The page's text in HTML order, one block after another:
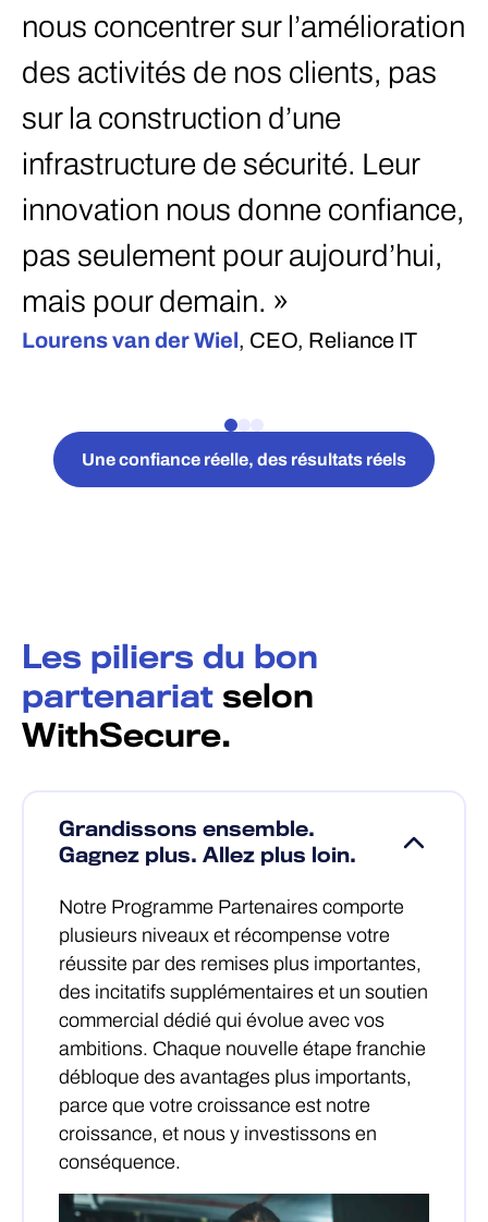
nous concentrer sur l’amélioration
des activités de nos clients, pas
sur la construction d’une
infrastructure de sécurité. Leur
innovation nous donne confiance,
pas seulement pour aujourd’hui,
mais pour demain. »
Lourens van der Wiel, CEO, Reliance IT
Une confiance réelle, des résultats réels
Les piliers du bon
partenariat selon
WithSecure.
Grandissons ensemble.
Gagnez plus. Allez plus loin.
Notre Programme Partenaires comporte
plusieurs niveaux et récompense votre
réussite par des remises plus importantes,
des incitatifs supplémentaires et un soutien
commercial dédié qui évolue avec vos
ambitions. Chaque nouvelle étape franchie
débloque des avantages plus importants,
parce que votre croissance est notre
croissance, et nous y investissons en
conséquence.